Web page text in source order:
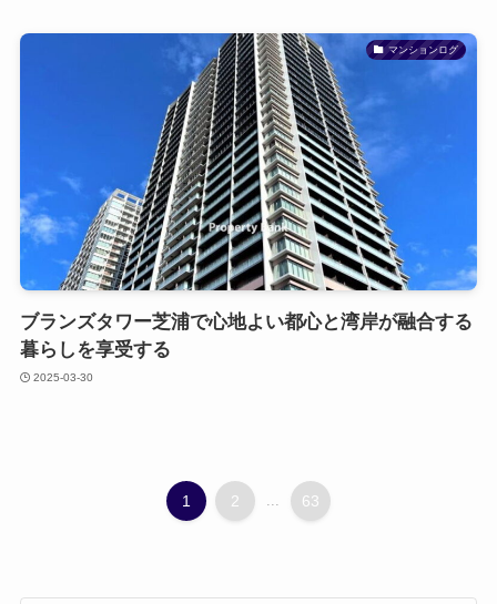
マンションログ
ブランズタワー芝浦で心地よい都心と湾岸が融合する
暮らしを享受する
2025-03-30
1 2 ... 63